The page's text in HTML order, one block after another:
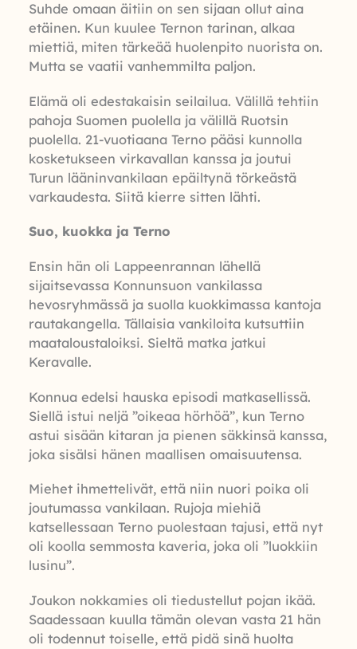
Suhde omaan äitiin on sen sijaan ollut aina
etäinen. Kun kuulee Ternon tarinan, alkaa
miettiä, miten tärkeää huolenpito nuorista on.
Mutta se vaatii vanhemmilta paljon.
Elämä oli edestakaisin seilailua. Välillä tehtiin
pahoja Suomen puolella ja välillä Ruotsin
puolella. 21-vuotiaana Terno pääsi kunnolla
kosketukseen virkavallan kanssa ja joutui
Turun lääninvankilaan epäiltynä törkeästä
varkaudesta. Siitä kierre sitten lähti.
Suo, kuokka ja Terno
Ensin hän oli Lappeenrannan lähellä
sijaitsevassa Konnunsuon vankilassa
hevosryhmässä ja suolla kuokkimassa kantoja
rautakangella. Tällaisia vankiloita kutsuttiin
maataloustaloiksi. Sieltä matka jatkui
Keravalle.
Konnua edelsi hauska episodi matkasellissä.
Siellä istui neljä ”oikeaa hörhöä”, kun Terno
astui sisään kitaran ja pienen säkkinsä kanssa,
joka sisälsi hänen maallisen omaisuutensa.
Miehet ihmettelivät, että niin nuori poika oli
joutumassa vankilaan. Rujoja miehiä
katsellessaan Terno puolestaan tajusi, että nyt
oli koolla semmosta kaveria, joka oli ”luokkiin
lusinu”.
Joukon nokkamies oli tiedustellut pojan ikää.
Saadessaan kuulla tämän olevan vasta 21 hän
oli todennut toiselle, että pidä sinä huolta